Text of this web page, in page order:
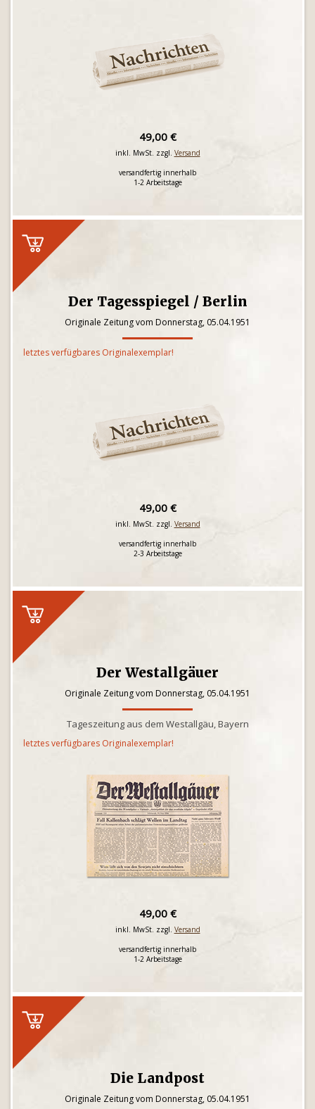
49,00 €
inkl. MwSt. zzgl. Versand
versandfertig innerhalb
1-2 Arbeitstage
Der Tagesspiegel / Berlin
Originale Zeitung vom Donnerstag, 05.04.1951
letztes verfügbares Originalexemplar!
49,00 €
inkl. MwSt. zzgl. Versand
versandfertig innerhalb
2-3 Arbeitstage
Der Westallgäuer
Originale Zeitung vom Donnerstag, 05.04.1951
Tageszeitung aus dem Westallgäu, Bayern
letztes verfügbares Originalexemplar!
49,00 €
inkl. MwSt. zzgl. Versand
versandfertig innerhalb
1-2 Arbeitstage
Die Landpost
Originale Zeitung vom Donnerstag, 05.04.1951